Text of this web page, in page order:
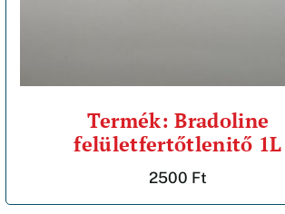
Termék: Bradoline
felületfertőtlenitő 1L
2500 Ft